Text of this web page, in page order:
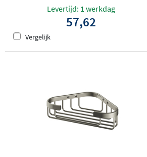
Levertijd: 1 werkdag
57,62
Vergelijk